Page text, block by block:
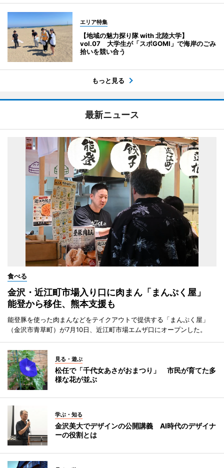
エリア特集
【地域の魅力探り隊 with 北陸大学】
vol.07 大学生が「スポGOMI」で海岸のごみ
拾いを競い合う
もっと見る
最新ニュース
食べる
金沢・近江町市場入り口に肉まん「まんぷく屋」
能登から移住、熊本支援も
能登豚を使った肉まんなどをテイクアウトで提供する「まんぷく屋」
（金沢市青草町）が7月10日、近江町市場エムザ口にオープンした。
見る・遊ぶ
松任で「千代女あさがおまつり」 市民が育てた多
様な花が並ぶ
学ぶ・知る
金沢美大でデザインの公開講義 AI時代のデザイナ
ーの役割とは